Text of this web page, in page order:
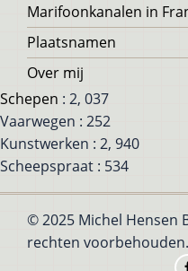
Marifoonkanalen in
Plaatsnamen
Over mij
Schepen : 2, 037
Vaarwegen : 252
Kunstwerken : 2, 940
Scheepspraat : 534
© 2025 Michel Hensen
rechten voorbehouden.